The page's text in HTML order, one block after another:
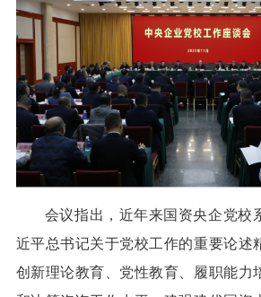
会议指出，近年来国资央企党校
近平总书记关于党校工作的重要论述
创新理论教育、党性教育、履职能力